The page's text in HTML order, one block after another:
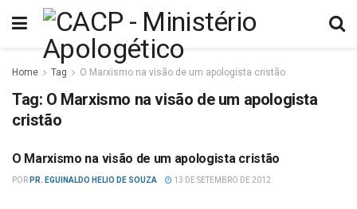
Home Tag O Marxismo na visão de um apologista cristão
Tag: O Marxismo na visão de um apologista
cristão
ESTUDOS BÍBLICOS
O Marxismo na visão de um apologista cristão
POR PR. EGUINALDO HELIO DE SOUZA 13 DE SETEMBRO DE 2012